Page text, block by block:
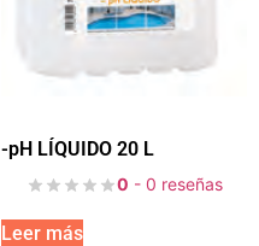
-pH LÍQUIDO 20 L
0 - 0 reseñas
Leer más